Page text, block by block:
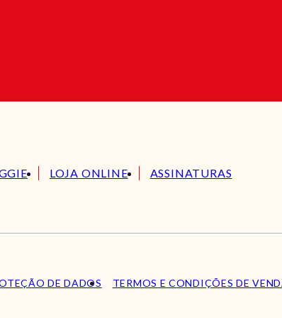
LOJA ONLINE ASSINATURAS
DE DADOS TERMOS E CONDIÇÕES DE